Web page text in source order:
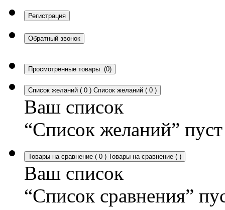
Регистрация
Обратный звонок
Просмотренные товары (0)
Список желаний ( 0 ) Список желаний ( 0 )
Ваш список
“Список желаний” пуст
Товары на сравнение ( 0 ) Товары на сравнение ( )
Ваш список
“Список сравнения”